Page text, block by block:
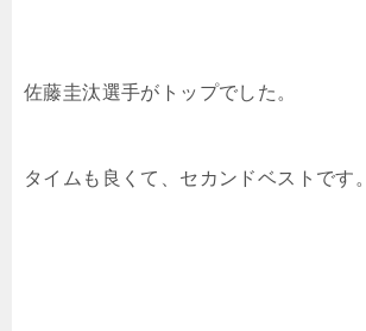
佐藤圭汰選手がトップでした。
タイムも良くて、セカンドベストです。